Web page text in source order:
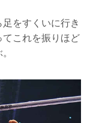
をすくいに行き
これを振りほど